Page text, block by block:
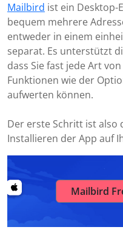
Mailbird ist ein Desktop-
bequem mehrere
entweder in einem
separat. Es unterstützt
dass Sie fast jede Art
Funktionen wie der
aufwerten können.
Der erste Schritt ist also
Installieren der App auf
Mailbird